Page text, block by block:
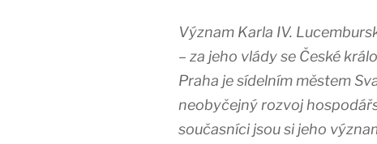
Význam Karla IV.
– za jeho vlády se České
Praha je sídelním městem
neobyčejný rozvoj
současníci jsou si jeho